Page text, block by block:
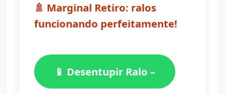
🚿 Marginal Retiro: ralos
funcionando perfeitamente!
📱 Desentupir Ralo –